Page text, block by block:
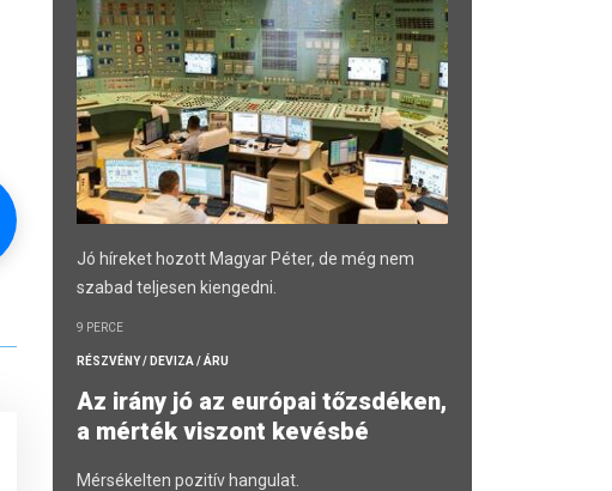
Jó híreket hozott Magyar Péter, de még nem
szabad teljesen kiengedni.
9 PERCE
RÉSZVÉNY / DEVIZA / ÁRU
Az irány jó az európai tőzsdéken,
a mérték viszont kevésbé
Mérsékelten pozitív hangulat.